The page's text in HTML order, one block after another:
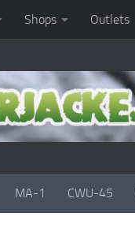
Shops Outlets
MA-1 CWU-45